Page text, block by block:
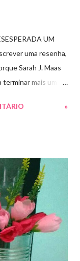
UM
uma resenha,
Sarah J. Maas
mais um
simultaneamente
e Aelin fizeram e,
agora Rei
mesmo que
nas mãos de seu
rever seu
Westfall passa a
Capitã da
»